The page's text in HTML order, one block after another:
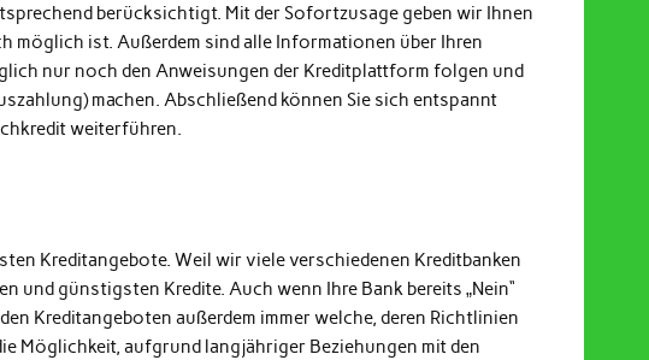
berücksichtigt. Mit der Sofortzusage geben wir Ihnen
möglich ist. Außerdem sind alle Informationen über Ihren
nur noch den Anweisungen der Kreditplattform folgen und
machen. Abschließend können Sie sich entspannt
weiterführen.
Kreditangebote. Weil wir viele verschiedenen Kreditbanken
und günstigsten Kredite. Auch wenn Ihre Bank bereits „Nein“
Kreditangeboten außerdem immer welche, deren Richtlinien
Möglichkeit, aufgrund langjähriger Beziehungen mit den